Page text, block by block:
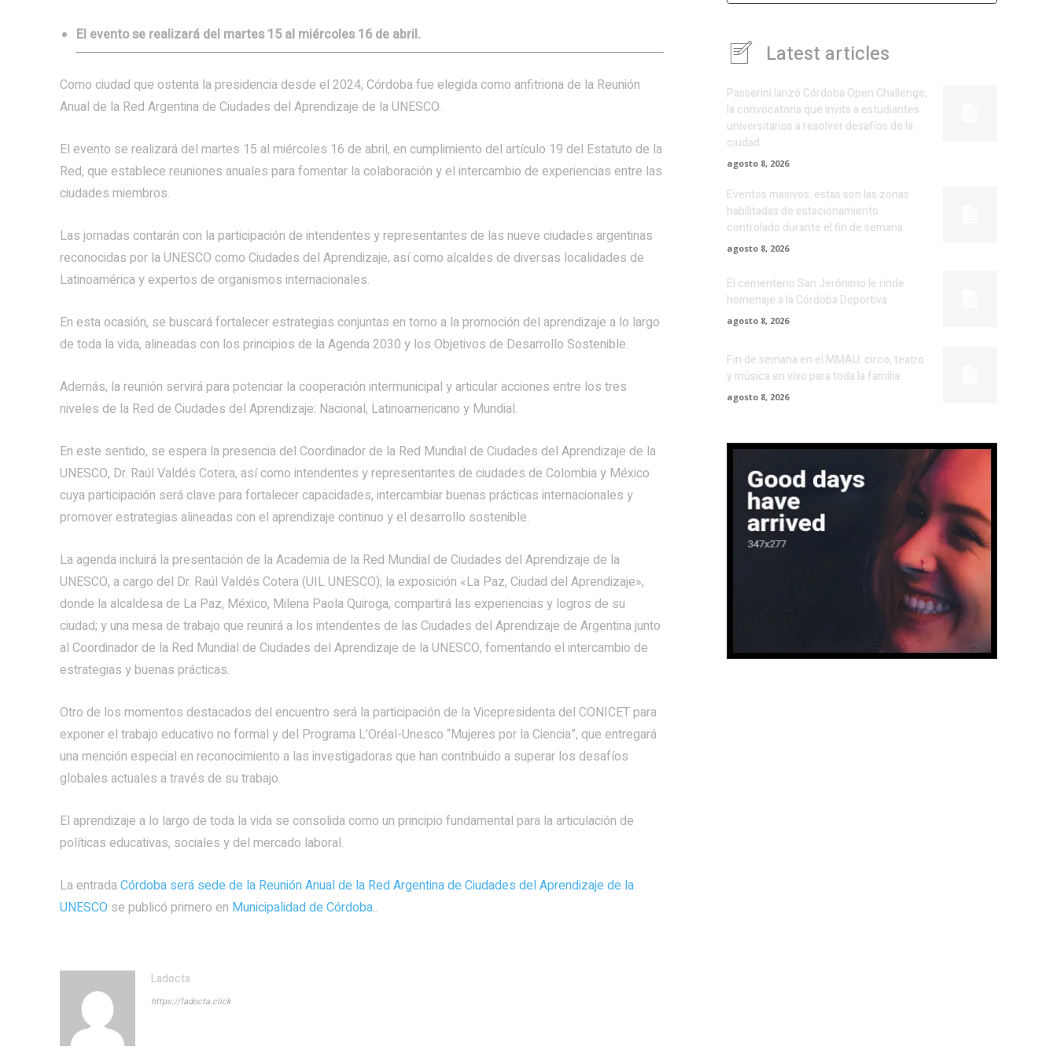
El evento se realizará del martes 15 al miércoles 16 de abril.
Como ciudad que ostenta la presidencia desde el 2024, Córdoba fue elegida como anfitriona de la Reunión
Anual de la Red Argentina de Ciudades del Aprendizaje de la UNESCO.
El evento se realizará del martes 15 al miércoles 16 de abril, en cumplimiento del artículo 19 del Estatuto de la
Red, que establece reuniones anuales para fomentar la colaboración y el intercambio de experiencias entre las
ciudades miembros.
Las jornadas contarán con la participación de intendentes y representantes de las nueve ciudades argentinas
reconocidas por la UNESCO como Ciudades del Aprendizaje, así como alcaldes de diversas localidades de
Latinoamérica y expertos de organismos internacionales.
En esta ocasión, se buscará fortalecer estrategias conjuntas en torno a la promoción del aprendizaje a lo largo
de toda la vida, alineadas con los principios de la Agenda 2030 y los Objetivos de Desarrollo Sostenible.
Además, la reunión servirá para potenciar la cooperación intermunicipal y articular acciones entre los tres
niveles de la Red de Ciudades del Aprendizaje: Nacional, Latinoamericano y Mundial.
En este sentido, se espera la presencia del Coordinador de la Red Mundial de Ciudades del Aprendizaje de la
UNESCO, Dr. Raúl Valdés Cotera, así como intendentes y representantes de ciudades de Colombia y México
cuya participación será clave para fortalecer capacidades, intercambiar buenas prácticas internacionales y
promover estrategias alineadas con el aprendizaje continuo y el desarrollo sostenible.
La agenda incluirá la presentación de la Academia de la Red Mundial de Ciudades del Aprendizaje de la
UNESCO, a cargo del Dr. Raúl Valdés Cotera (UIL UNESCO); la exposición «La Paz, Ciudad del Aprendizaje»,
donde la alcaldesa de La Paz, México, Milena Paola Quiroga, compartirá las experiencias y logros de su
ciudad; y una mesa de trabajo que reunirá a los intendentes de las Ciudades del Aprendizaje de Argentina junto
al Coordinador de la Red Mundial de Ciudades del Aprendizaje de la UNESCO, fomentando el intercambio de
estrategias y buenas prácticas.
Otro de los momentos destacados del encuentro será la participación de la Vicepresidenta del CONICET para
exponer el trabajo educativo no formal y del Programa L’Oréal-Unesco “Mujeres por la Ciencia”, que entregará
una mención especial en reconocimiento a las investigadoras que han contribuido a superar los desafíos
globales actuales a través de su trabajo.
El aprendizaje a lo largo de toda la vida se consolida como un principio fundamental para la articulación de
políticas educativas, sociales y del mercado laboral.
La entradaCórdoba será sede de la Reunión Anual de la Red Argentina de Ciudades del Aprendizaje de la
UNESCO se publicó primero en Municipalidad de Córdoba..
Ladocta
https://ladocta.click
Latest articles
Passerini lanzó Córdoba Open Challenge,
la convocatoria que invita a estudiantes
universitarios a resolver desafíos de la
ciudad
agosto 8, 2026
Eventos masivos: estas son las zonas
habilitadas de estacionamiento
controlado durante el fin de semana
agosto 8, 2026
El cementerio San Jerónimo le rinde
homenaje a la Córdoba Deportiva
agosto 8, 2026
Fin de semana en el MMAU: circo, teatro
y música en vivo para toda la familia
agosto 8, 2026